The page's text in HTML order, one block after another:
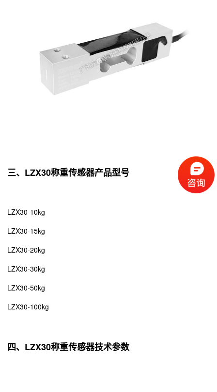
三、LZX30称重传感器产品型号
LZX30-10kg
LZX30-15kg
LZX30-20kg
LZX30-30kg
LZX30-50kg
LZX30-100kg
四、LZX30称重传感器技术参数